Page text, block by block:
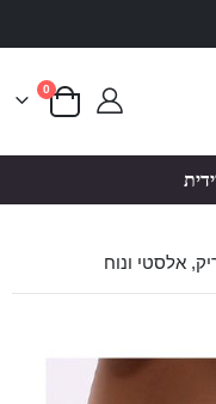
סל קניות
0פריטים
מיידית